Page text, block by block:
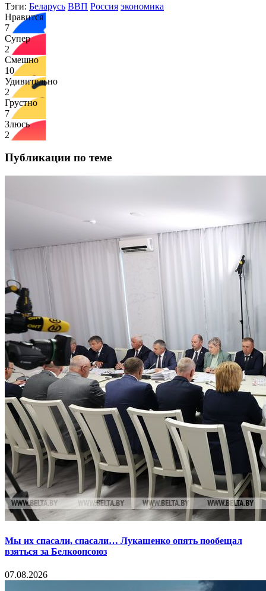
Тэги: Беларусь ВВП Россия экономика
Нравится
7
Супер
2
Смешно
10
Удивительно
2
Грустно
7
Злюсь
2
Публикации по теме
Мы их спасали, спасали… Лукашенко опять пообещал
взяться за Белкоопсоюз
07.08.2026